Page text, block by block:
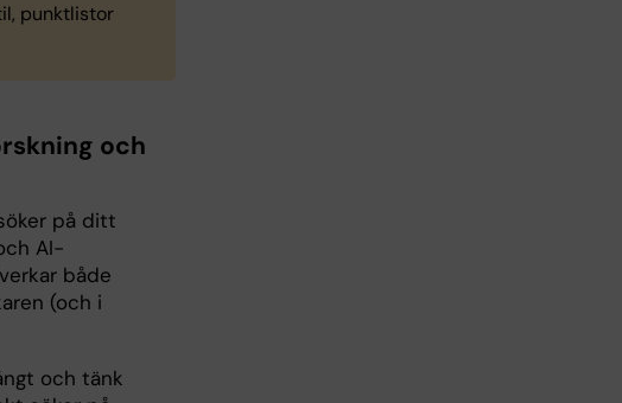
punktlistor
och
på ditt
AI-
både
(och i
och tänk